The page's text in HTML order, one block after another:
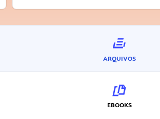
ARQUIVOS
EBOOKS